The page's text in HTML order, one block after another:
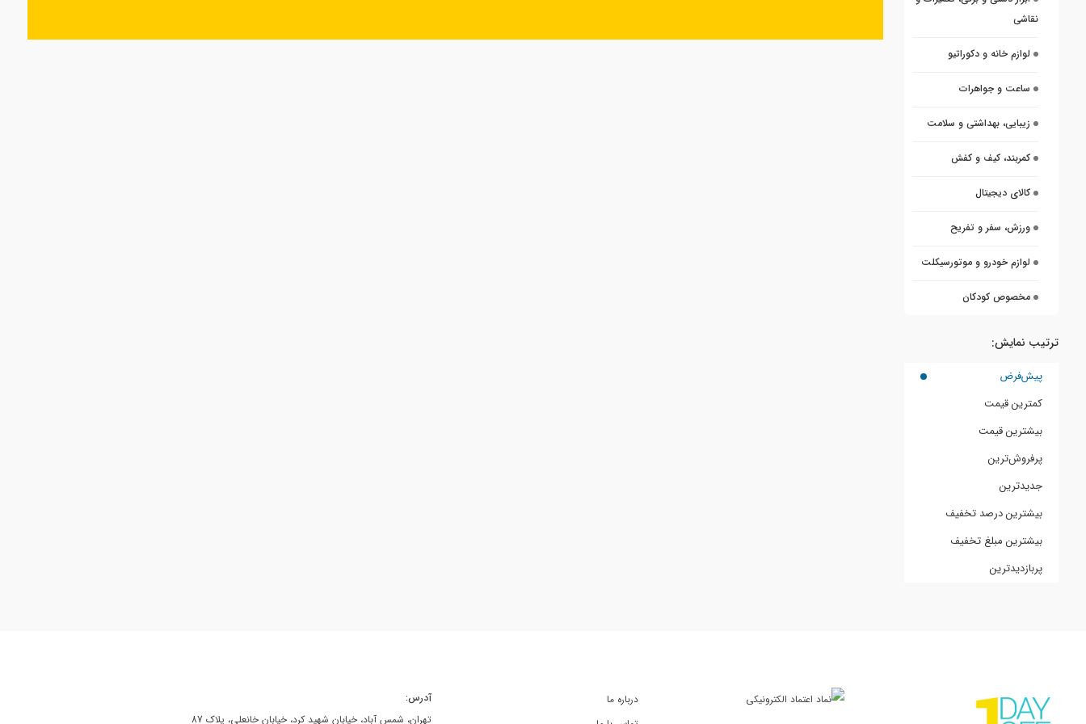
نقاشی
لوازم خانه و دکوراتیو
ساعت و جواهرات
زیبایی، بهداشتی و سلامت
کمربند، کیف و کفش
کالای دیجیتال
ورزش، سفر و تفریح
لوازم خودرو و موتورسیکلت
مخصوص کودکان
ترتیب نمایش:
پیش‌فرض
کمترین قیمت
بیشترین قیمت
پرفروش‌ترین
جدیدترین
بیشترین درصد تخفیف
بیشترین مبلغ تخفیف
پربازدیدترین
درباره ما
آدرس:
تهران، شمس آباد، خیابان شهید کرد، خیابان خانعلی، پلاک 87